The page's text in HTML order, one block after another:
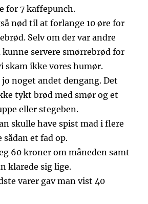
for 7 kaffepunch.
nød til at forlange 10 øre for
Selv om der var andre
servere smørrebrød for
skam ikke vores humør.
noget andet dengang. Det
tykt brød med smør og et
eller stegeben.
skulle have spist mad i flere
sådan et fad op.
60 kroner om måneden samt
klarede sig lige.
varer gav man vist 40